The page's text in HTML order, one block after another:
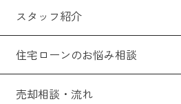
スタッフ紹介
住宅ローンのお悩み相談
売却相談・流れ